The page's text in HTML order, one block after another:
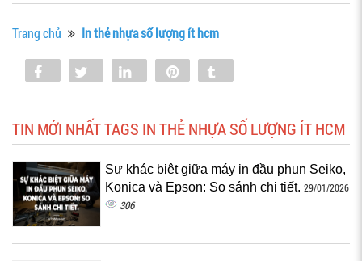
Trang chủ In thẻ nhựa số lượng ít hcm
Share Tweet Share
TIN MỚI NHẤT TAGS IN THẺ NHỰA SỐ LƯỢNG ÍT HCM
Sự khác biệt giữa máy in đầu phun Seiko,
Konica và Epson: So sánh chi tiết. 29/01/2026
306